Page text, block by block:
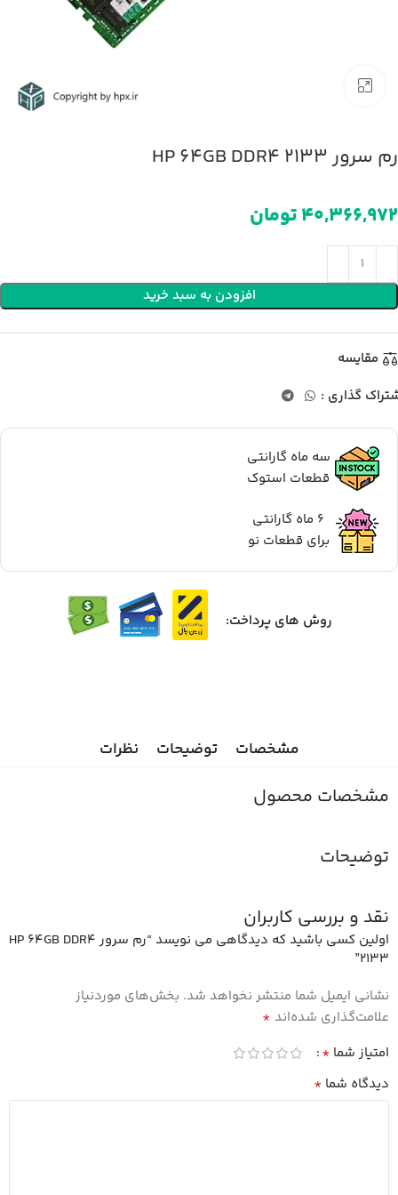
رم سرور HP 64GB DDR4 2133
تومان
افزودن به سبد خرید
مقایسه
گذاری :
سه ماه گارانتی
قطعات استوک
6 ماه گارانتی
برای قطعات نو
روش های پرداخت:
مشخصات توضیحات نظرات
مشخصات محصول
توضیحات
نقد و بررسی کاربران
اولین کسی باشید که دیدگاهی می نویسد “رم سرور HP 64GB DDR4
2133”
نشانی ایمیل شما منتشر نخواهد شد. بخش‌های موردنیاز
علامت‌گذاری شده‌اند *
امتیاز شما *
دیدگاه شما *